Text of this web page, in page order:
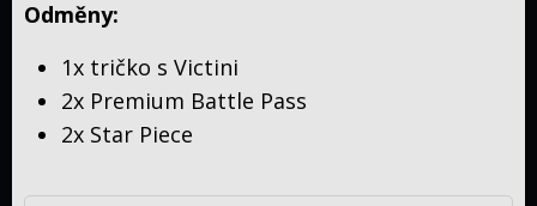
Odměny:
1x tričko s Victini
2x Premium Battle Pass
2x Star Piece